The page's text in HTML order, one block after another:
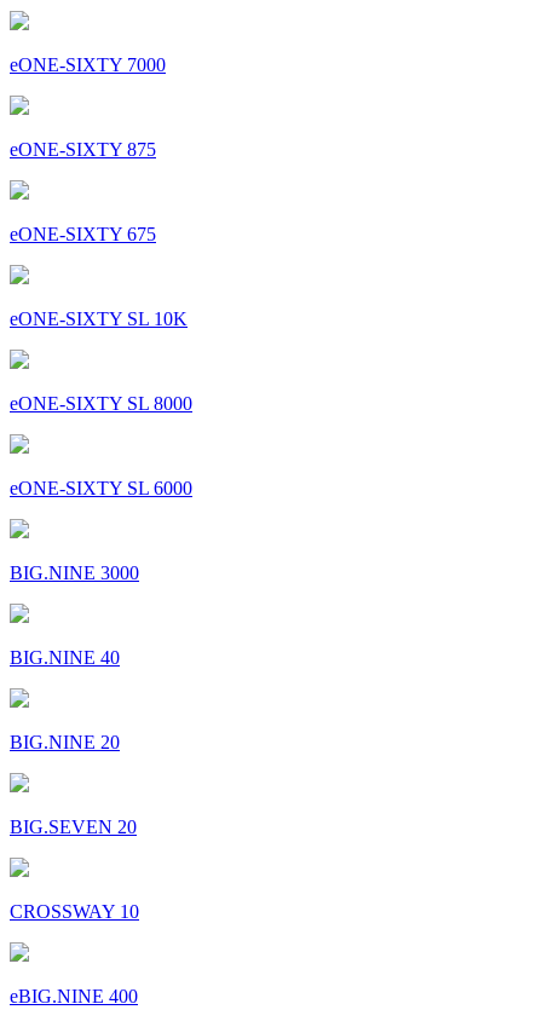
eONE-SIXTY 7000
eONE-SIXTY 875
eONE-SIXTY 675
eONE-SIXTY SL 10K
eONE-SIXTY SL 8000
eONE-SIXTY SL 6000
BIG.NINE 3000
BIG.NINE 40
BIG.NINE 20
BIG.SEVEN 20
CROSSWAY 10
eBIG.NINE 400